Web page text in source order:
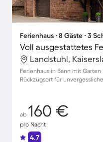
Ferienhaus ∙ 8 Gäste ∙ 3
Voll ausgestattetes
Landstuhl,
Ferienhaus in Bann mit
Rückzugsort für
ab 160 €
pro Nacht
4.7